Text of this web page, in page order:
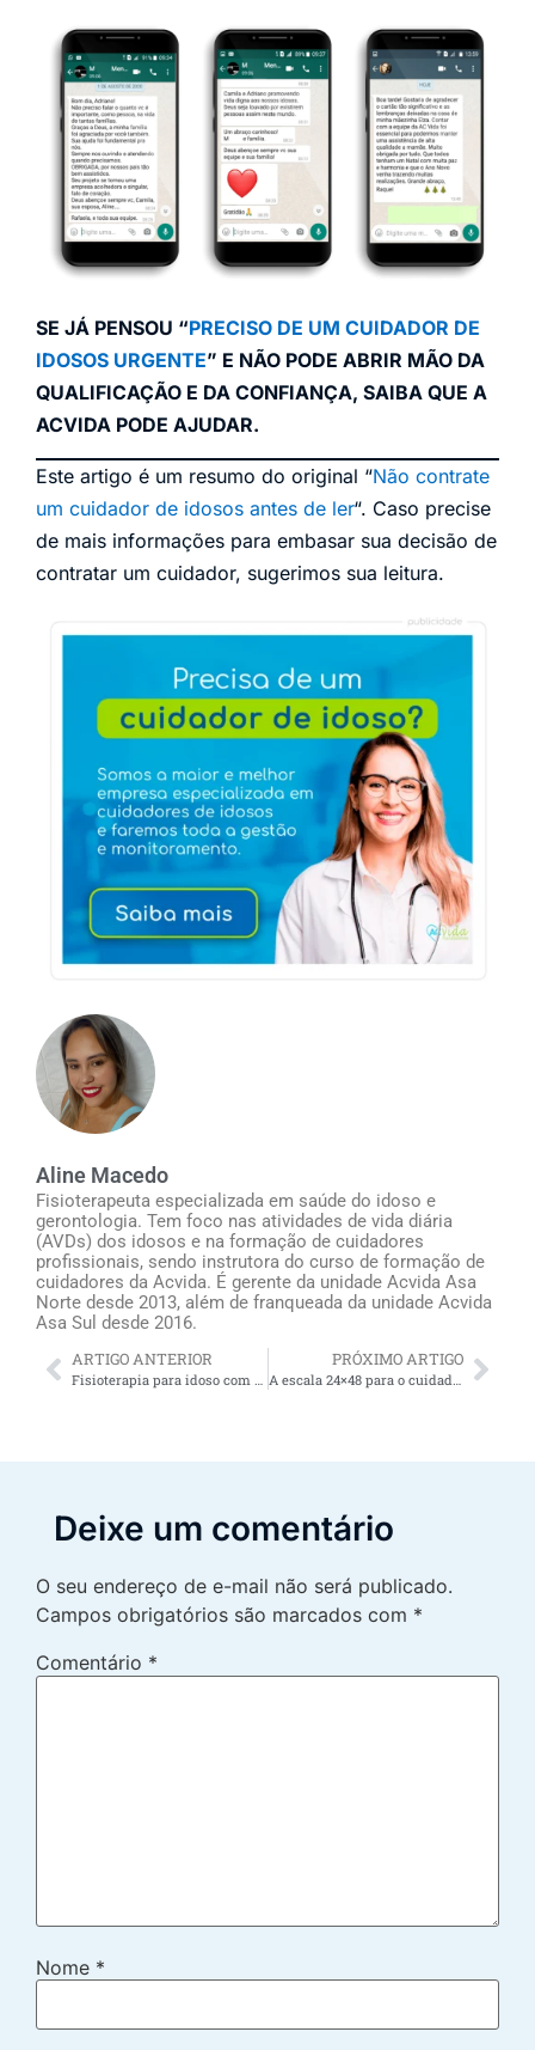
SE JÁ PENSOU “PRECISO DE UM CUIDADOR DE
IDOSOS URGENTE” E NÃO PODE ABRIR MÃO DA
QUALIFICAÇÃO E DA CONFIANÇA, SAIBA QUE A
ACVIDA PODE AJUDAR.
Este artigo é um resumo do original “Não contrate
um cuidador de idosos antes de ler“. Caso precise
de mais informações para embasar sua decisão de
contratar um cuidador, sugerimos sua leitura.
Aline Macedo
Fisioterapeuta especializada em saúde do idoso e
gerontologia. Tem foco nas atividades de vida diária
(AVDs) dos idosos e na formação de cuidadores
profissionais, sendo instrutora do curso de formação de
cuidadores da Acvida. É gerente da unidade Acvida Asa
Norte desde 2013, além de franqueada da unidade Acvida
Asa Sul desde 2016.
ARTIGO ANTERIOR
Fisioterapia para idoso com dificuldade de andar
PRÓXIMO ARTIGO
A escala 24×48 para o cuidador de idosos é possível? E a escala 24×24? Como definir turnos e a jornada de trabalho dentro da lei?
Deixe um comentário
O seu endereço de e-mail não será publicado.
Campos obrigatórios são marcados com *
Comentário *
Nome *